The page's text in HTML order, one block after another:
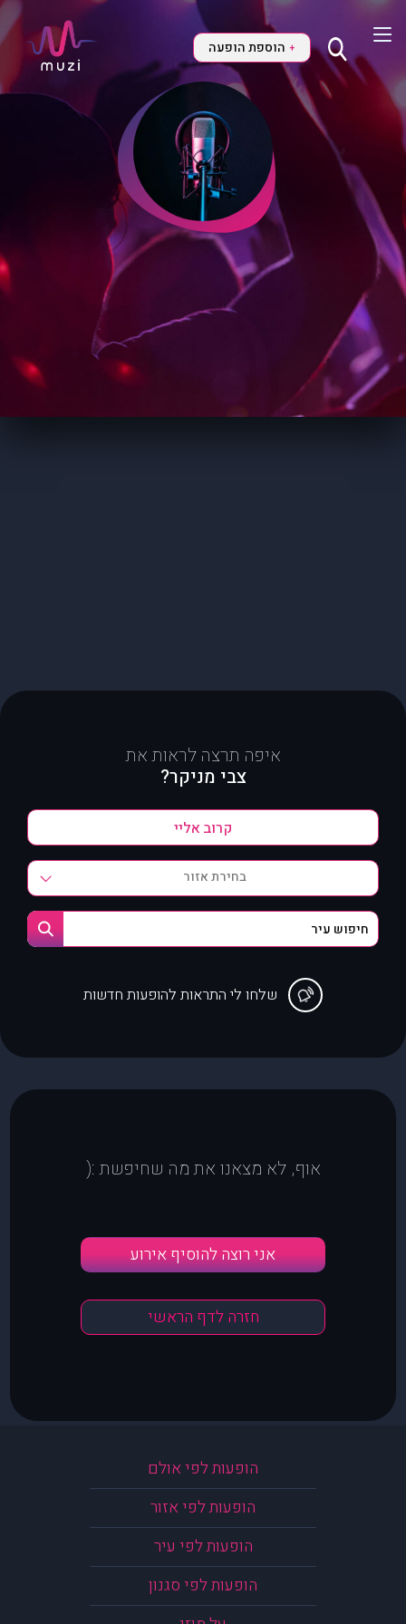
+ הוספת הופעה
איפה תרצה לראות את
צבי מניקר?
בחירת אזור
שלחו לי התראות להופעות חדשות
אוף, לא מצאנו את מה שחיפשת :(
אני רוצה להוסיף אירוע
חזרה לדף הראשי
הופעות לפי אולם
הופעות לפי אזור
הופעות לפי עיר
הופעות לפי סגנון